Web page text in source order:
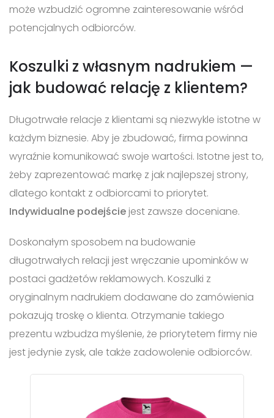
może wzbudzić ogromne zainteresowanie wśród
potencjalnych odbiorców.
Koszulki z własnym nadrukiem —
jak budować relację z klientem?
Długotrwałe relacje z klientami są niezwykle istotne w
każdym biznesie. Aby je zbudować, firma powinna
wyraźnie komunikować swoje wartości. Istotne jest to,
żeby zaprezentować markę z jak najlepszej strony,
dlatego kontakt z odbiorcami to priorytet.
Indywidualne podejście jest zawsze doceniane.
Doskonałym sposobem na budowanie
długotrwałych relacji jest wręczanie upominków w
postaci gadżetów reklamowych. Koszulki z
oryginalnym nadrukiem dodawane do zamówienia
pokazują troskę o klienta. Otrzymanie takiego
prezentu wzbudza myślenie, że priorytetem firmy nie
jest jedynie zysk, ale także zadowolenie odbiorców.